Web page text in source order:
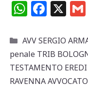
W
at
s
A
p
F
c
e
b
o
X
Categorie
AVV SERGIO
penale TRIB
TESTAMENTO
RAVENNA